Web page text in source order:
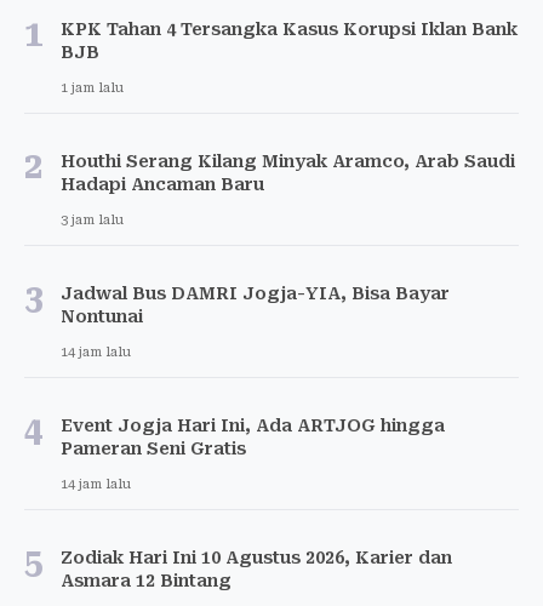
1
KPK Tahan 4 Tersangka Kasus Korupsi Iklan Bank
BJB
1 jam lalu
2
Houthi Serang Kilang Minyak Aramco, Arab Saudi
Hadapi Ancaman Baru
3 jam lalu
3
Jadwal Bus DAMRI Jogja-YIA, Bisa Bayar
Nontunai
14 jam lalu
4
Event Jogja Hari Ini, Ada ARTJOG hingga
Pameran Seni Gratis
14 jam lalu
5
Zodiak Hari Ini 10 Agustus 2026, Karier dan
Asmara 12 Bintang